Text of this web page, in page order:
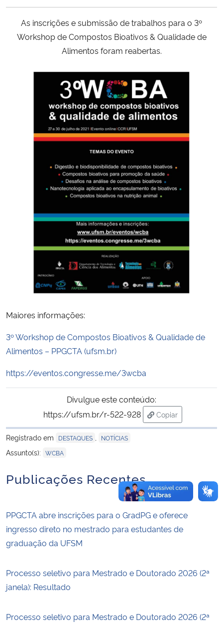
Ministério da Cidadania
Ministério da Saúde
Ministério da Ciência, Tecnologia, Inovações e Comunicações
Ministério do Meio Ambiente
Ministério do Turismo
Ministério do Desenvolvimento Regional
Controladoria-Geral da União
Ministério da Mulher, da Família e dos Direitos Humanos
Secretaria-Geral
Secretaria de Governo
Banco Central do Brasil
Planalto
As inscrições e submissão de trabalhos para o 3º
Workshop de Compostos Bioativos & Qualidade de
Alimentos foram reabertas.
Maiores informações:
3º Workshop de Compostos Bioativos & Qualidade de
Alimentos – PPGCTA (ufsm.br)
https://eventos.congresse.me/3wcba
Divulgue este conteúdo:
https://ufsm.br/r-522-928
Copiar
para área de
Registrado em
DESTAQUES NOTÍCIAS
Assunto(s): WCBA
Publicações Recentes
PPGCTA abre inscrições para o GradPG e oferece
ingresso direto no mestrado para estudantes de
graduação da UFSM
Processo seletivo para Mestrado e Doutorado 2026 (2ª
janela): Resultado
Processo seletivo para Mestrado e Doutorado 2026 (2ª